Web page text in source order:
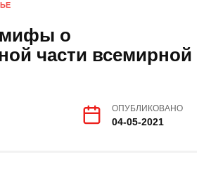
мифы о
части всемирной
ОПУБЛИКОВАНО
04-05-2021